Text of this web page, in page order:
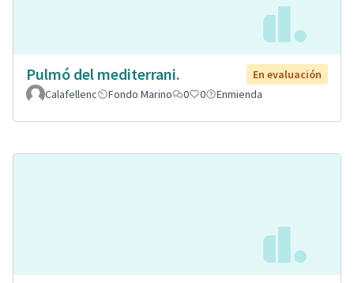
Pulmó del mediterrani.
En evaluación
Calafellenc
Fondo Marino 0 0 Enmienda